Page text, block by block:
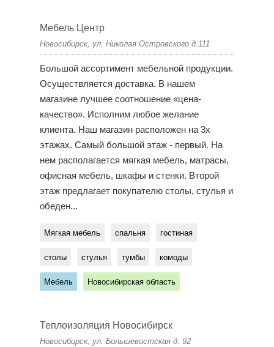
Мебель Центр
Новосибирск, ул. Николая Островского д.111
Большой ассортимент мебельной продукции.
Осуществляется доставка. В нашем
магазине лучшее соотношение «цена-
качество». Исполним любое желание
клиента. Наш магазин расположен на 3х
этажах. Самый большой этаж - первый. На
нем располагается мягкая мебель, матрасы,
офисная мебель, шкафы и стенки. Второй
этаж предлагает покупателю столы, стулья и
обеден...
Мягкая мебель спальня гостиная
столы стулья тумбы комоды
Мебель Новосибирская область
Теплоизоляция Новосибирск
Новосибирск, ул. Большевистская д. 92